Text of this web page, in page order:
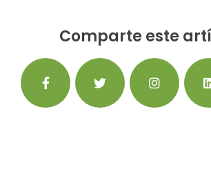
Comparte este